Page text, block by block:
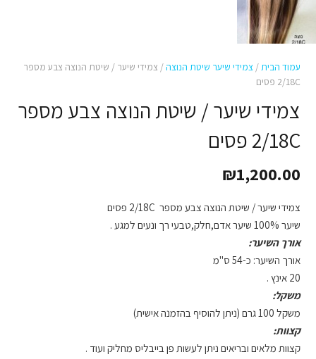
עמוד הבית / צמידי שיער שיטת הנוצה/ צמידי שיער / שיטת הנוצה צבע מספר
2/18C פסים
צמידי שיער / שיטת הנוצה צבע מספר
2/18C פסים
₪1,200.00
צמידי שיער / שיטת הנוצה צבע מספר 2/18C פסים
שיער 100% שיער אדם,חלק,טבעי רך ונעים למגע .
אורך השיער:
אורך השיער: כ-54 ס"מ
20 אינץ .
משקל:
משקל 100 גרם (ניתן להוסיף בהזמנה אישית)
קצוות:
קצוות מלאים ובריאים ניתן לעשות פן בייבליס מחליק ועוד .